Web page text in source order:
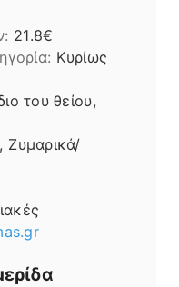
21.8
Κυρίως
του θείου,
Ζυμαρικά/